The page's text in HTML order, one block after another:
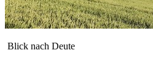
Blick nach Deute